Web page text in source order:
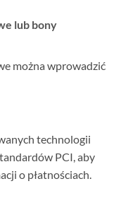
lub bony
można wprowadzić
technologii
PCI, aby
o płatnościach.